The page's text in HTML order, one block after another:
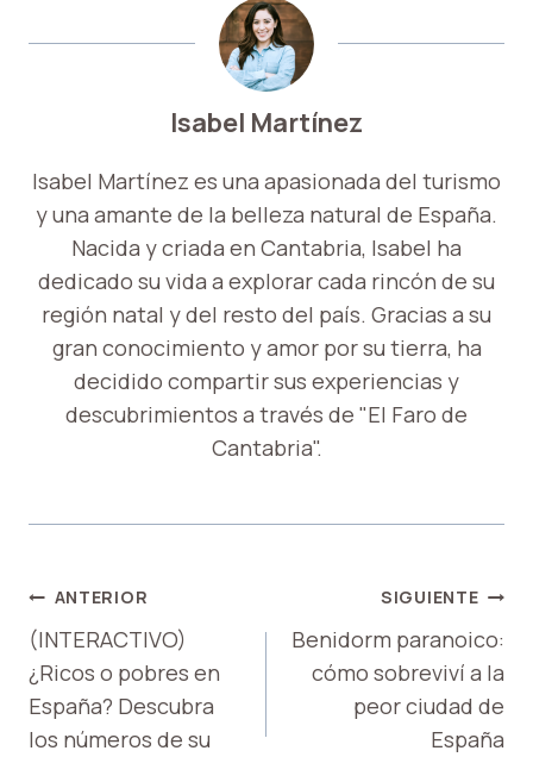
Isabel Martínez
Isabel Martínez es una apasionada del turismo
y una amante de la belleza natural de España.
Nacida y criada en Cantabria, Isabel ha
dedicado su vida a explorar cada rincón de su
región natal y del resto del país. Gracias a su
gran conocimiento y amor por su tierra, ha
decidido compartir sus experiencias y
descubrimientos a través de "El Faro de
Cantabria".
NAVEGACIÓN
DE
ENTRADAS
ANTERIOR
(INTERACTIVO)
¿Ricos o pobres en
España? Descubra
los números de su
SIGUIENTE
Benidorm paranoico:
cómo sobreviví a la
peor ciudad de
España